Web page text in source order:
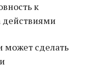
к
действиями
может сделать